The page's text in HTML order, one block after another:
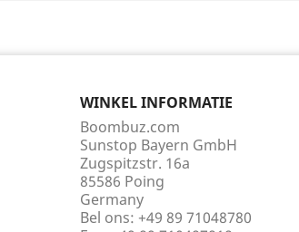
WINKEL INFORMATIE
Boombuz.com
Sunstop Bayern GmbH
Zugspitzstr. 16a
85586 Poing
Germany
Bel ons: +49 89 71048780